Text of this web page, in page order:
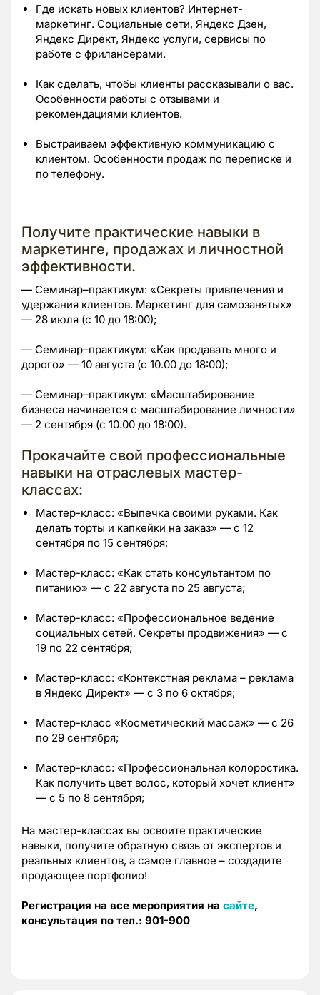
Где искать новых клиентов? Интернет-
маркетинг. Социальные сети, Яндекс Дзен,
Яндекс Директ, Яндекс услуги, сервисы по
работе с фрилансерами.
Как сделать, чтобы клиенты рассказывали о вас.
Особенности работы с отзывами и
рекомендациями клиентов.
Выстраиваем эффективную коммуникацию с
клиентом. Особенности продаж по переписке и
по телефону.
Получите практические навыки в
маркетинге, продажах и личностной
эффективности.
— Семинар–практикум: «Секреты привлечения и
удержания клиентов. Маркетинг для самозанятых»
— 28 июля (с 10 до 18:00);
— Семинар–практикум: «Как продавать много и
дорого» — 10 августа (с 10.00 до 18:00);
— Семинар–практикум: «Масштабирование
бизнеса начинается с масштабирование личности»
— 2 сентября (с 10.00 до 18:00).
Прокачайте свой профессиональные
навыки на отраслевых мастер-
классах:
Мастер-класс: «Выпечка своими руками. Как
делать торты и капкейки на заказ» — с 12
сентября по 15 сентября;
Мастер-класс: «Как стать консультантом по
питанию» — с 22 августа по 25 августа;
Мастер-класс: «Профессиональное ведение
социальных сетей. Секреты продвижения» — с
19 по 22 сентября;
Мастер-класс: «Контекстная реклама – реклама
в Яндекс Директ» — с 3 по 6 октября;
Мастер-класс «Косметический массаж» — с 26
по 29 сентября;
Мастер-класс: «Профессиональная колоростика.
Как получить цвет волос, который хочет клиент»
— с 5 по 8 сентября;
На мастер-классах вы освоите практические
навыки, получите обратную связь от экспертов и
реальных клиентов, а самое главное – создадите
продающее портфолио!
Регистрация на все мероприятия на сайте,
консультация по тел.: 901-900